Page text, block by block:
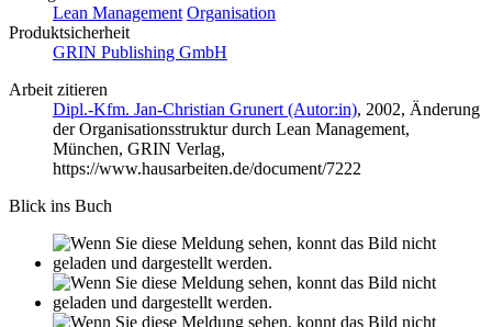
Lean Management Organisation
Produktsicherheit
GRIN Publishing GmbH
Arbeit zitieren
Dipl.-Kfm. Jan-Christian Grunert (Autor:in), 2002, Änderung
der Organisationsstruktur durch Lean Management,
München, GRIN Verlag,
https://www.hausarbeiten.de/document/7222
Blick ins Buch